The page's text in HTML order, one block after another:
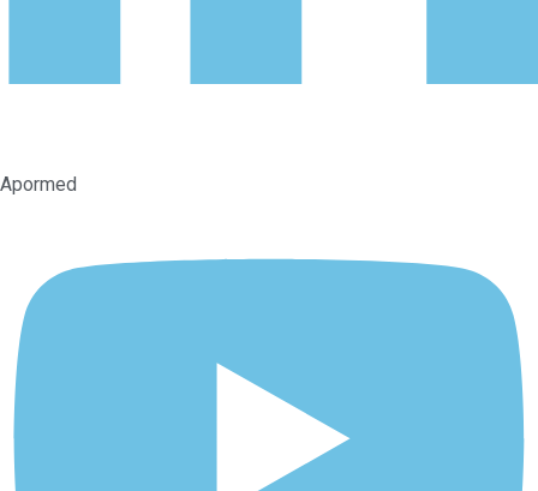
Apormed